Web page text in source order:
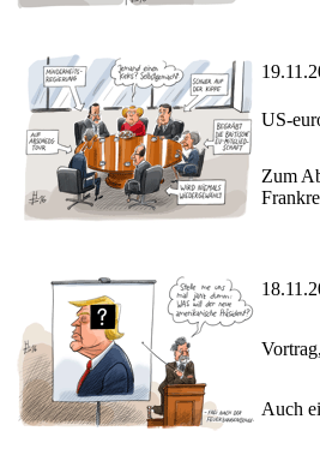
US-
Zum
Auch